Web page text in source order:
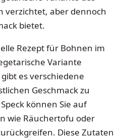
verzichtet, aber dennoch
bietet.
Rezept für Bohnen im
Variante
es verschiedene
Geschmack zu
können Sie auf
wie Räuchertofu oder
Diese Zutaten